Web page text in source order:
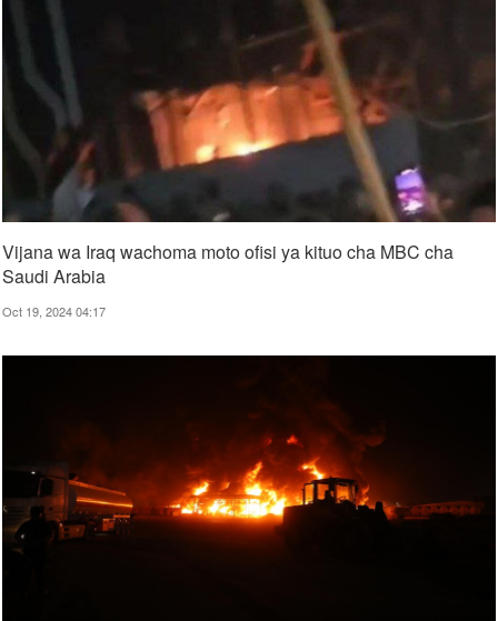
Vijana wa Iraq wachoma moto ofisi ya kituo cha MBC cha
Saudi Arabia
Oct 19, 2024 04:17